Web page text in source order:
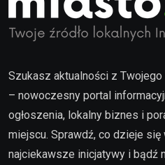
Szukasz aktualności z
– nowoczesny portal
ogłoszenia, lokalny biznes i
miejscu. Sprawdź, co dzieje
najciekawsze inicjatywy i bądź